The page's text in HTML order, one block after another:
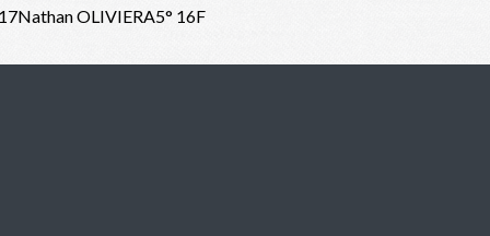
OLIVIERA5° 16F